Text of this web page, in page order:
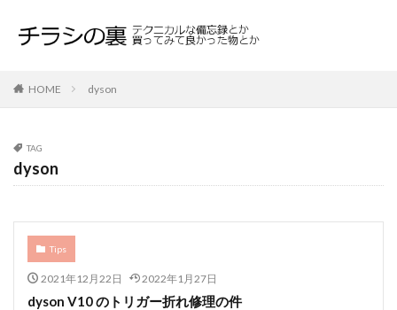
HOME dyson
TAG
dyson
Tips
2021年12月22日 2022年1月27日
dyson V10 のトリガー折れ修理の件